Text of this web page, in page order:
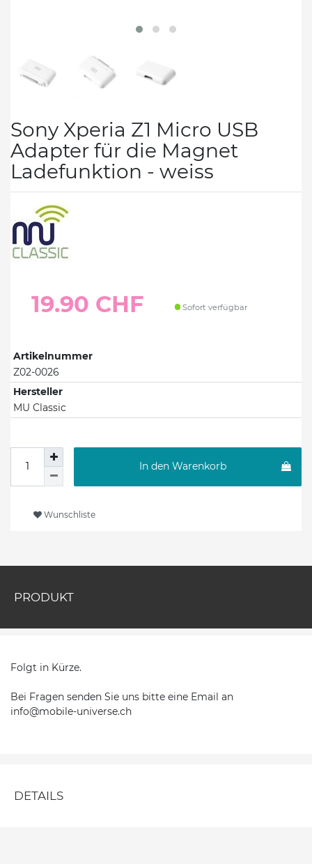
Sony Xperia Z1 Micro USB
Adapter für die Magnet
Ladefunktion - weiss
19.90 CHF Sofort verfügbar
Artikelnummer
Z02-0026
Hersteller
MU Classic
In den Warenkorb
Wunschliste
PRODUKT
Folgt in Kürze.
Bei Fragen senden Sie uns bitte eine Email an
info@mobile-universe.ch
DETAILS